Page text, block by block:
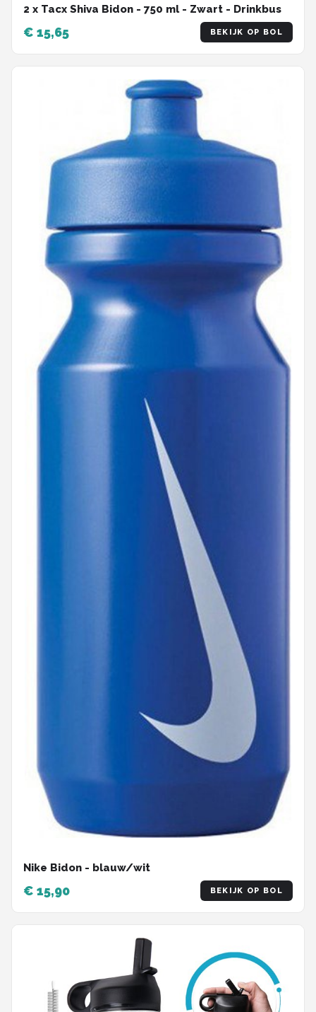
2 x Tacx Shiva Bidon - 750 ml - Zwart - Drinkbus
€ 15,65 BEKIJK OP BOL
Nike Bidon - blauw/wit
€ 15,90 BEKIJK OP BOL